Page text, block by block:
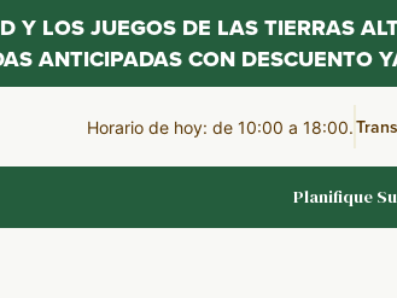
Horario de hoy: de 10:00 a 18:00.
Planifique
Y LOS JUEGOS DE LAS TIERRAS
ANTICIPADAS CON DESCUENTO